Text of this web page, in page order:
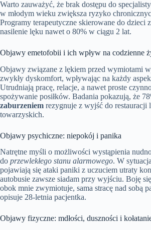
Warto zauważyć, że brak dostępu do
w młodym wieku zwiększa ryzyko
Programy terapeutyczne skierowane do dzieci
nasilenie lęku nawet o 80% w ciągu 2 lat.
Objawy emetofobii i ich wpływ na codzienne
Objawy związane z lękiem przed wymiotami
zwykły dyskomfort, wpływając na każdy
Utrudniają pracę, relacje, a nawet proste
spożywanie posiłków. Badania pokazują, że
zaburzeniem rezygnuje z wyjść do restauracji
towarzyskich.
Objawy psychiczne: niepokój i panika
Natrętne myśli o możliwości wystąpienia
do przewlekłego stanu alarmowego. W
pojawiają się ataki paniki z uczuciem utraty
autobusie zawsze siadam przy wyjściu. Boję
obok mnie zwymiotuje, sama stracę nad sobą
opisuje 28-letnia pacjentka.
Objawy fizyczne: mdłości, duszności i